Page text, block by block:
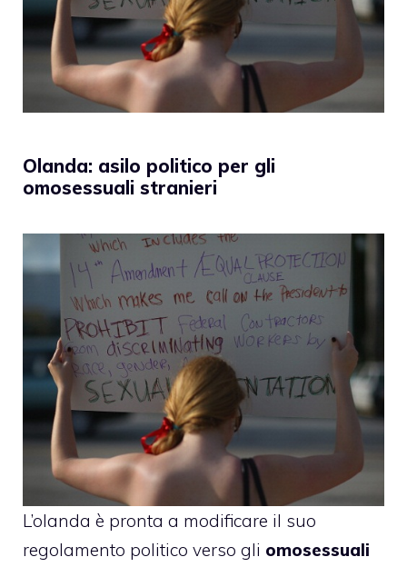
Olanda: asilo politico per gli
omosessuali stranieri
L’olanda è pronta a modificare il suo
regolamento politico verso gli omosessuali